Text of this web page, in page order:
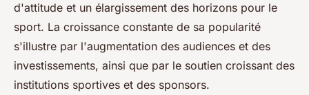
d'attitude et un élargissement des horizons pour le
sport. La croissance constante de sa popularité
s'illustre par l'augmentation des audiences et des
investissements, ainsi que par le soutien croissant des
institutions sportives et des sponsors.